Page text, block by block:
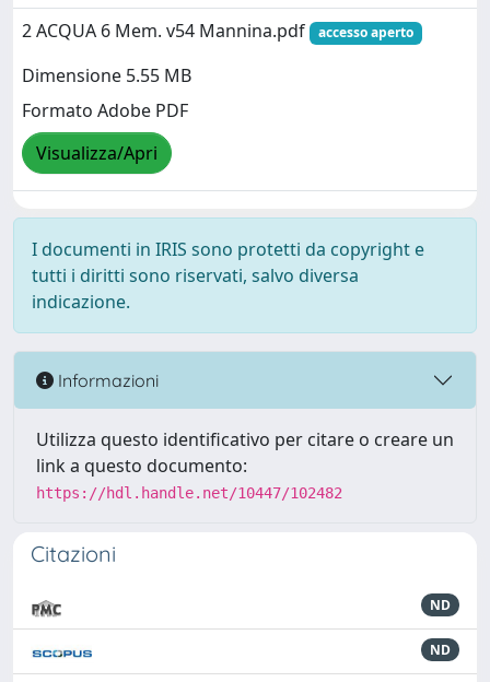
2 ACQUA 6 Mem. v54 Mannina.pdf
accesso aperto
Dimensione 5.55 MB
Formato Adobe PDF
Visualizza/Apri
I documenti in IRIS sono protetti da copyright e
tutti i diritti sono riservati, salvo diversa
indicazione.
Informazioni
Utilizza questo identificativo per citare o creare un
link a questo documento:
https://hdl.handle.net/10447/102482
Citazioni
ND
ND